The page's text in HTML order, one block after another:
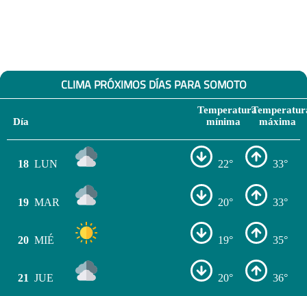
CLIMA PRÓXIMOS DÍAS PARA SOMOTO
Día
Temperatura
mínima
máxima
18 LUN 22° 33°
19 MAR 20° 33°
20 MIÉ 19° 35°
21 JUE 20° 36°